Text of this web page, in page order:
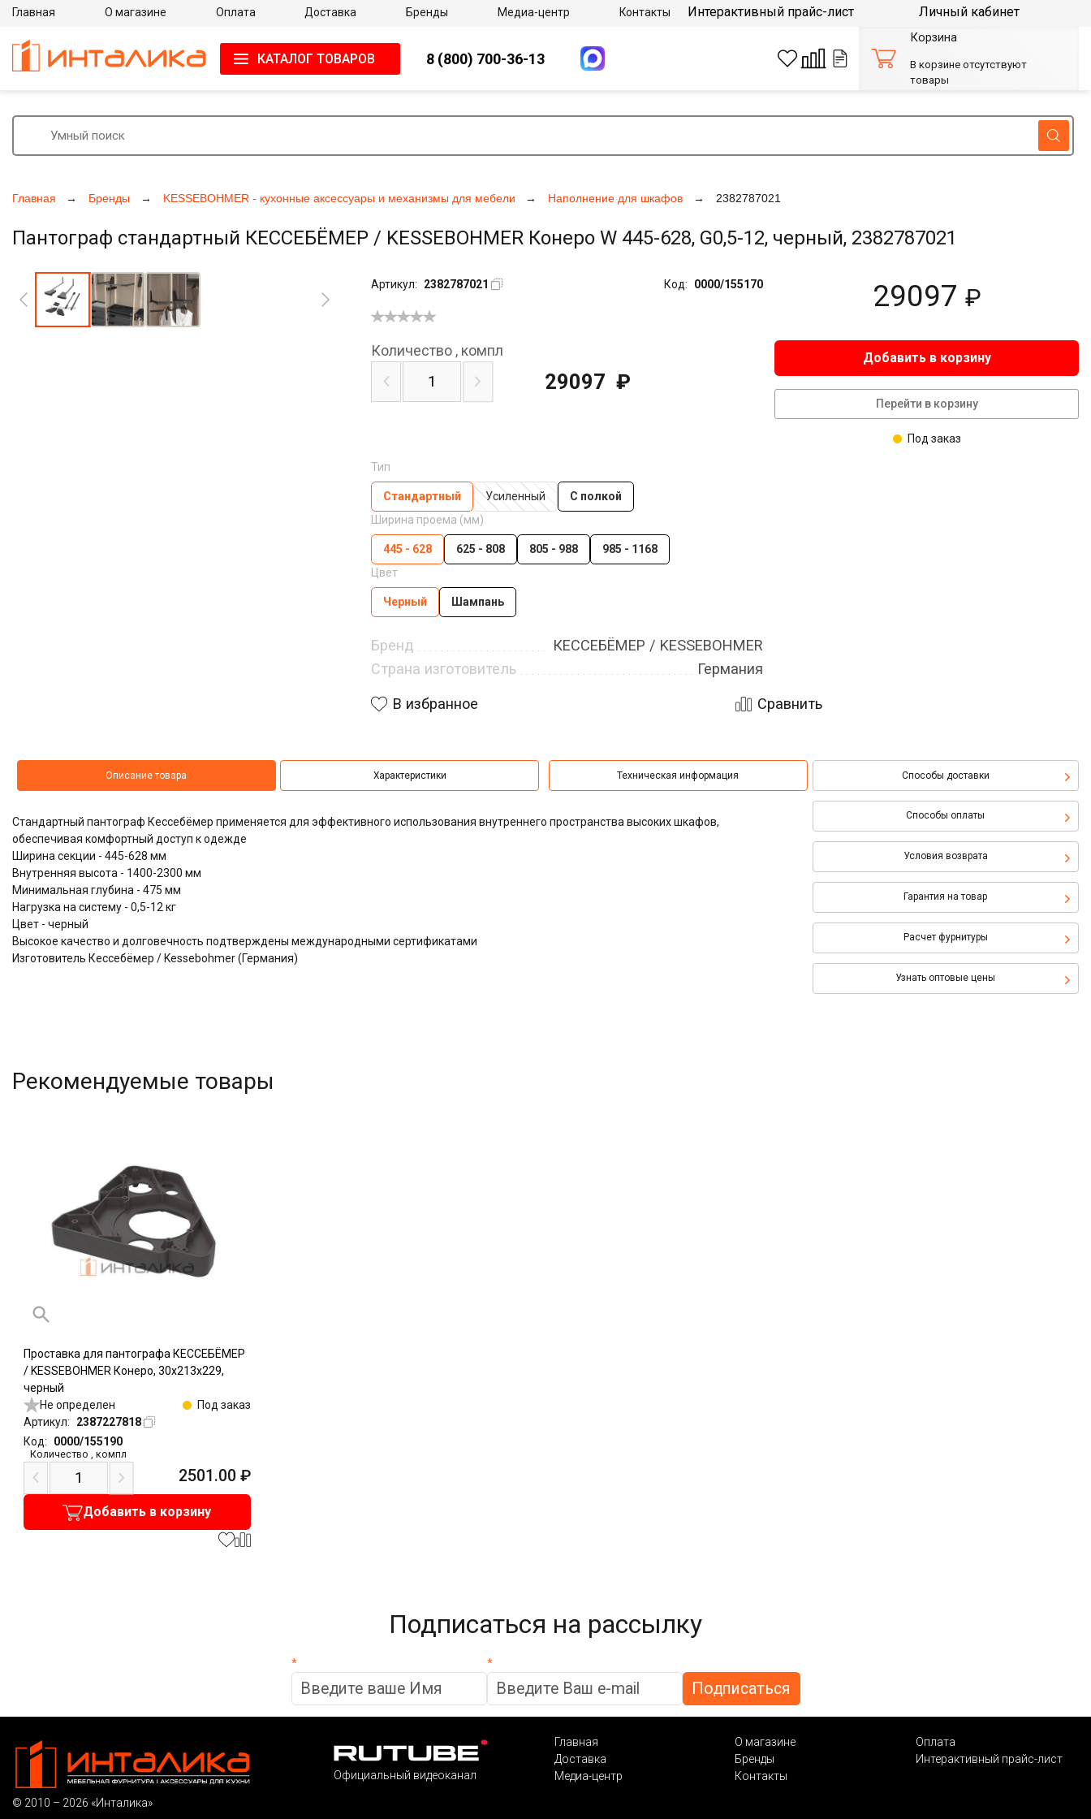
Главная Бренды KESSEBOHMER - кухонные аксессуары и механизмы для мебели Наполнение для шкафов 2382787021
Пантограф стандартный КЕССЕБЁМЕР / KESSEBOHMER Конеро W 445-628, G0,5-12, черный, 2382787021
Артикул: 2382787021 Код: 0000/155170 29097 ₽
Тип
Стандартный Усиленный
С полкой
Ширина проема (мм)
445 - 628 625 - 808 805 - 988
985 - 1168
Цвет
Черный Шампань
Бренд
КЕССЕБЁМЕР / KESSEBOHMER
Страна изготовитель
Германия
Количество , компл
29097 ₽
Добавить в корзину
Перейти в корзину
Под заказ
В избранное Сравнить
Описание товара Характеристики Техническая информация Способы доставки
Способы оплаты
Условия возврата
Гарантия на товар
Расчет фурнитуры
Узнать оптовые цены
Стандартный пантограф Кессебёмер применяется для эффективного использования внутреннего пространства высоких шкафов,
обеспечивая комфортный доступ к одежде
Ширина секции - 445-628 мм
Внутренняя высота - 1400-2300 мм
Минимальная глубина - 475 мм
Нагрузка на систему - 0,5-12 кг
Цвет - черный
Высокое качество и долговечность подтверждены международными сертификатами
Изготовитель Кессебёмер / Kessebohmer (Германия)
Рекомендуемые товары
Проставка для пантографа КЕССЕБЁМЕР
/ KESSEBOHMER Конеро, 30х213х229,
черный
Не определен
Под заказ
Артикул:
2387227818
Код:
0000/155190
Количество ,компл
2501.00 ₽
Добавить в корзину
Главная О магазине Оплата Доставка Бренды Медиа-центр Контакты Интерактивный прайс-лист Личный кабинет
КАТАЛОГ ТОВАРОВ 8 (800) 700-36-13
Корзина
В корзине отсутствуют
товары
Подписаться на рассылку
* *
© 2010 – 2026 «Инталика»
Официальный видеоканал
Главная О магазине
Оплата
Доставка
Бренды
Интерактивный прайс-лист
Медиа-центр
Контакты